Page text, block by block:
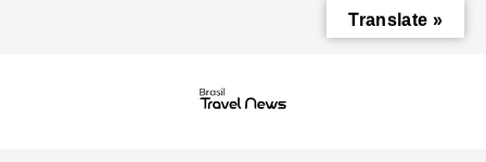
Translate »